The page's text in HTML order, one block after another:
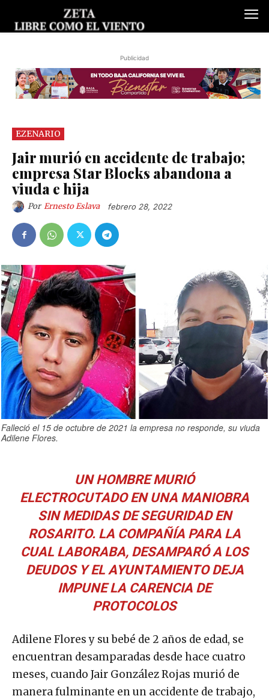
Publicidad
EZENARIO
Jair murió en accidente de trabajo;
empresa Star Blocks abandona a
viuda e hija
Por Ernesto Eslava febrero 28, 2022
Falleció el 15 de octubre de 2021 la empresa no responde, su viuda
Adilene Flores.
UN HOMBRE MURIÓ
ELECTROCUTADO EN UNA MANIOBRA
SIN MEDIDAS DE SEGURIDAD EN
ROSARITO. LA COMPAÑÍA PARA LA
CUAL LABORABA, DESAMPARÓ A LOS
DEUDOS Y EL AYUNTAMIENTO DEJA
IMPUNE LA CARENCIA DE
PROTOCOLOS
Adilene Flores y su bebé de 2 años de edad, se
encuentran desamparadas desde hace cuatro
meses, cuando Jair González Rojas murió de
manera fulminante en un accidente de trabajo,